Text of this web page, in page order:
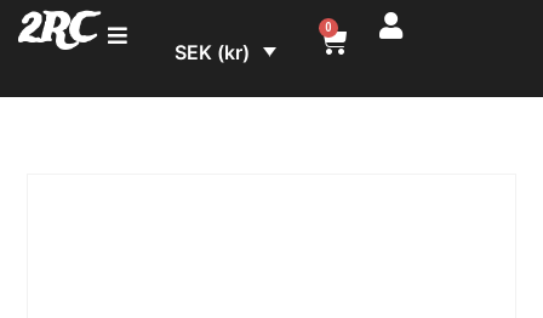
2RC SEK (kr)
0